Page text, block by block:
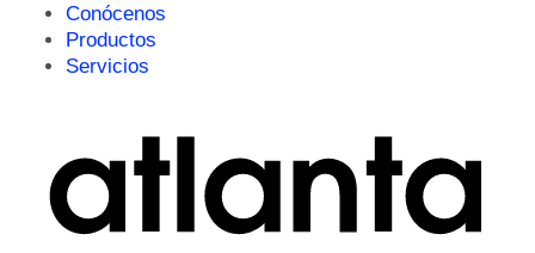
Conócenos
Productos
Servicios